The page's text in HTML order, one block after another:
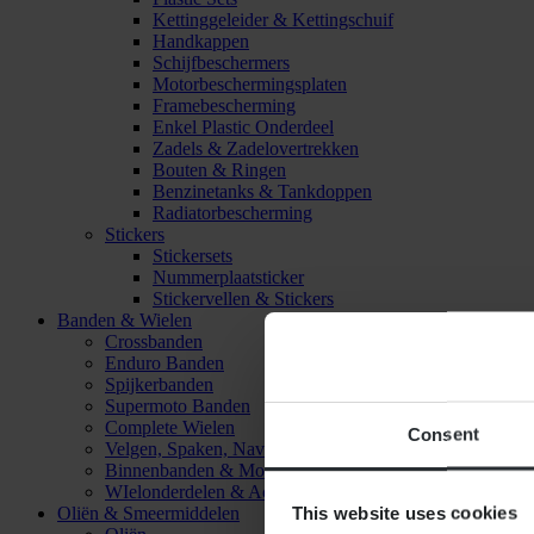
Consent
This website uses cookies
Kettinggeleider & Kettingschuif
Handkappen
Schijfbeschermers
Motorbeschermingsplaten
Framebescherming
Enkel Plastic Onderdeel
Zadels & Zadelovertrekken
Bouten & Ringen
Benzinetanks & Tankdoppen
Radiatorbescherming
Stickers
Stickersets
Nummerplaatsticker
Stickervellen & Stickers
Banden & Wielen
Crossbanden
Enduro Banden
Spijkerbanden
Supermoto Banden
Complete Wielen
Velgen, Spaken, Naven & Lagers
Binnenbanden & Mousses
WIelonderdelen & Accessoires
Oliën & Smeermiddelen